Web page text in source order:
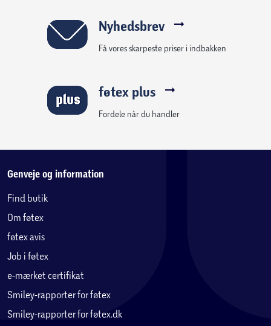
Nyhedsbrev
Få vores skarpeste priser i indbakken
føtex plus
Fordele når du handler
Genveje og information
Find butik
Om føtex
føtex avis
Job i føtex
e-mærket certifikat
Smiley-rapporter for føtex
Smiley-rapporter for føtex.dk